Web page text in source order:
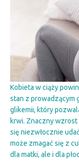
Kobieta w ciąży
stan z prowadzącym
glikemii, który
krwi. Znaczny
się niezwłocznie
może zmagać się z
dla matki, ale i dla